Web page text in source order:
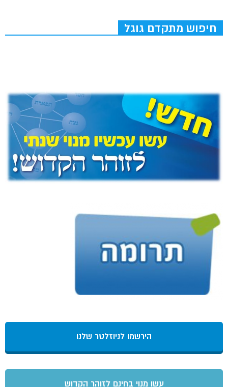
חיפוש מתקדם גוגל
הירשמו לניוזלטר שלנו
עשו מנוי בחינם לזוהר הקדוש